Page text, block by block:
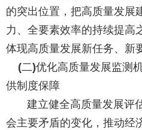
的突出位置，把高质量发展
力、全要素效率的持续提高
体现高质量发展新任务、新
(二)优化高质量发展监测
供制度保障
建立健全高质量发展评
会主要矛盾的变化，推动经